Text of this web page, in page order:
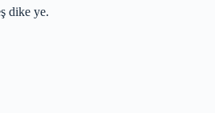
dike ye.